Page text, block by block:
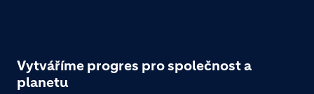
Vytváříme progres pro společnost a
planetu